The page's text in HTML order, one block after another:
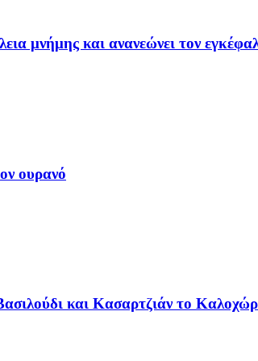
μνήμης και ανανεώνει τον
ουρανό
και Κασαρτζιάν το